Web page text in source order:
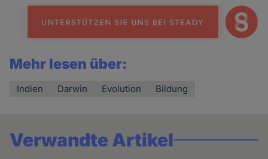
Mehr lesen über:
Indien Darwin Evolution Bildung
Verwandte Artikel